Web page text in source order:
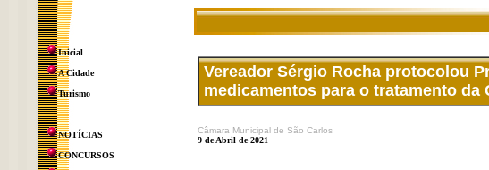
Inicial
A Cidade
Turismo
NOTÍCIAS
CONCURSOS
Vereador Sérgio Rocha protocolou
medicamentos para o tratamento da
Câmara Municipal de São Carlos
9 de Abril de 2021